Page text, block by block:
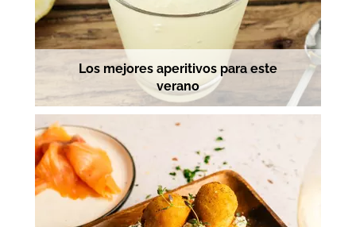
Los mejores aperitivos para este
verano